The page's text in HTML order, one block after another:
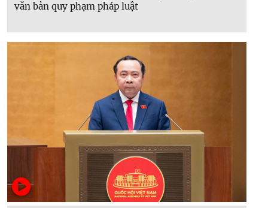
văn bản quy phạm pháp luật